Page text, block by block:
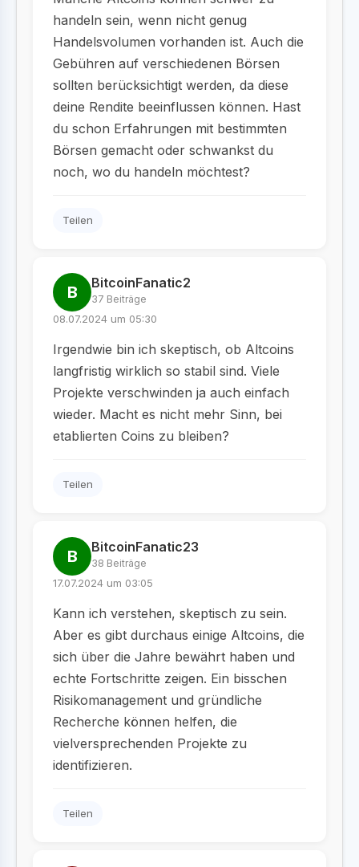
handeln sein, wenn nicht genug
Handelsvolumen vorhanden ist. Auch die
Gebühren auf verschiedenen Börsen
sollten berücksichtigt werden, da diese
deine Rendite beeinflussen können. Hast
du schon Erfahrungen mit bestimmten
Börsen gemacht oder schwankst du
noch, wo du handeln möchtest?
Teilen
B BitcoinFanatic2
37 Beiträge
08.07.2024 um 05:30
Irgendwie bin ich skeptisch, ob Altcoins
langfristig wirklich so stabil sind. Viele
Projekte verschwinden ja auch einfach
wieder. Macht es nicht mehr Sinn, bei
etablierten Coins zu bleiben?
Teilen
B BitcoinFanatic23
38 Beiträge
17.07.2024 um 03:05
Kann ich verstehen, skeptisch zu sein.
Aber es gibt durchaus einige Altcoins, die
sich über die Jahre bewährt haben und
echte Fortschritte zeigen. Ein bisschen
Risikomanagement und gründliche
Recherche können helfen, die
vielversprechenden Projekte zu
identifizieren.
Teilen